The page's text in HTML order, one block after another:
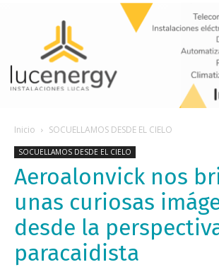
Inicio SOCUELLAMOS DESDE EL CIELO
SOCUELLAMOS DESDE EL CIELO
Aeroalonvick nos
unas curiosas
desde la
paracaidista